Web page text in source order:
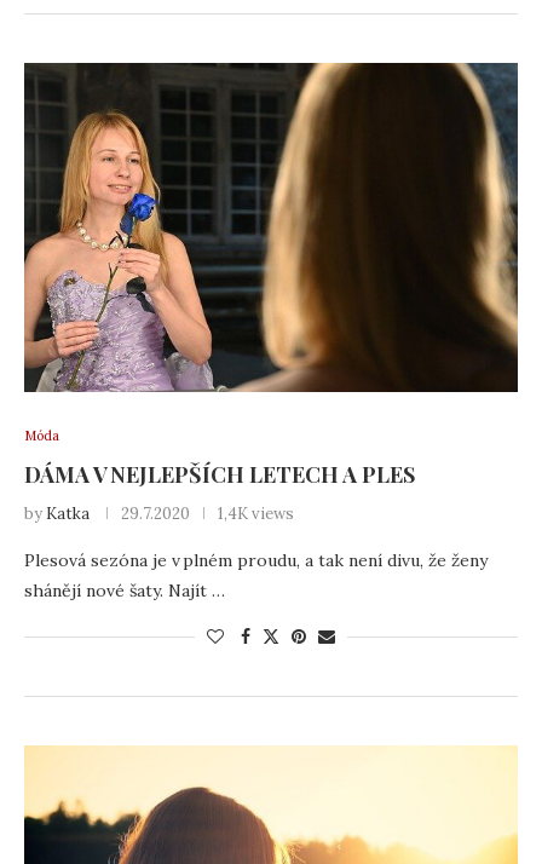
Móda
DÁMA V NEJLEPŠÍCH LETECH A PLES
by Katka 29.7.2020 1,4K views
Plesová sezóna je v plném proudu, a tak není divu, že ženy
shánějí nové šaty. Najít …